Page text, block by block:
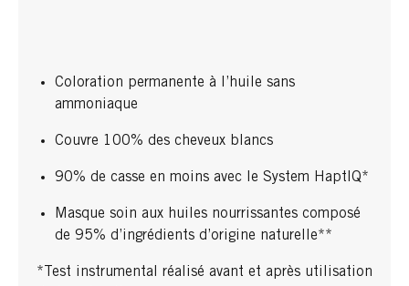
Coloration permanente à l’huile sans
ammoniaque
Couvre 100% des cheveux blancs
90% de casse en moins avec le System HaptIQ*
Masque soin aux huiles nourrissantes composé
de 95% d’ingrédients d’origine naturelle**
*Test instrumental réalisé avant et après utilisation